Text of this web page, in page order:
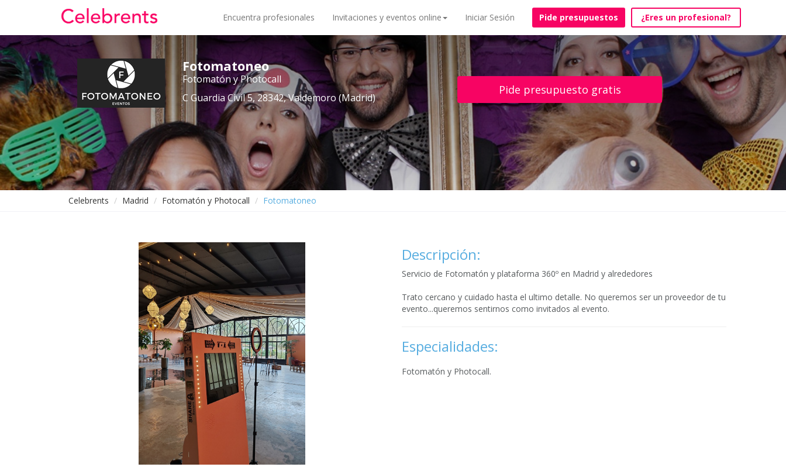
Encuentra profesionales Invitaciones y eventos online Iniciar Sesión Pide presupuestos ¿Eres un profesional?
Fotomatoneo
Fotomatón y Photocall
C Guardia Civil 5, 28342, Valdemoro (Madrid)
Pide presupuesto gratis
Celebrents Madrid Fotomatón y Photocall Fotomatoneo
Descripción:
Servicio de Fotomatón y plataforma 360º en Madrid y alrededores
Trato cercano y cuidado hasta el ultimo detalle. No queremos ser un proveedor de tu
evento...queremos sentirnos como invitados al evento.
Especialidades:
Fotomatón y Photocall.